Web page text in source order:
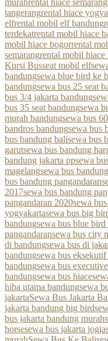
murahrental hiace semarang
tangerangrental hiace
elfrental mobil elf bandung
terdekatrental mobil hiace
mobil hiace bogorrental
semarangrental mobil hiace
Kursi Busseat mobil elf
bandungsewa blue bird ke
bandungsewa bus 25 seat
bus 3/4 jakarta bandung
bus 35 seat bandungsewa
murah bandungsewa bus
bandros bandungsewa bus
bus bandung balisewa bus
garutsewa bus bandung
bandung jakarta ppsewa
magelangsewa bus
bus bandung pangandaran
2017sewa bus bandung
pangandaran 2020sewa
yogyakartasewa bus big
bandungsewa bus blue bird
pangandaransewa bus city
di bandungsewa bus di
bandungsewa bus
bandungsewa bus
bandungsewa bus hiace
hiba utama bandungsewa
jakartaSewa Bus Jakarta
jakarta bandung big bird
bus jakarta bandung murah
horsesewa bus jakarta jogja